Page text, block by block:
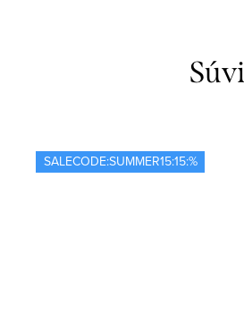
SALECODE:SUMMER15:15:%